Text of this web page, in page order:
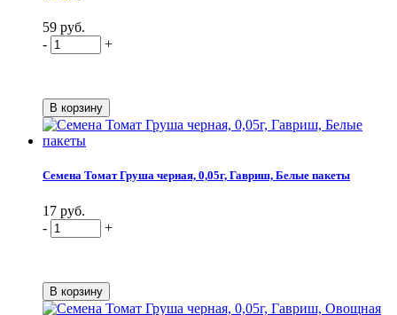
59 руб.
-
+
Семена Томат Груша черная, 0,05г, Гавриш, Белые пакеты
17 руб.
-
+